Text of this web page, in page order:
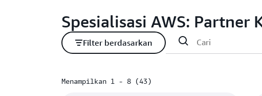
Spesialisasi AWS: Partner
Filter berdasarkan
Menampilkan 1 - 8 (43)